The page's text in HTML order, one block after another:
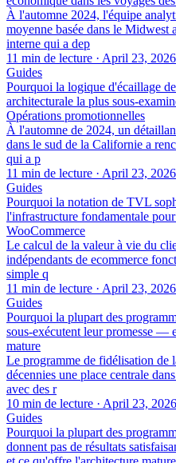
À l'automne 2024, l'équipe
moyenne basée dans le Midwest
interne qui a dep
11 min de lecture · April 23, 2026
Guides
Pourquoi la logique d'écaillage
architecturale la plus sous-
Opérations promotionnelles
À l'automne de 2024, un
dans le sud de la Californie a
qui a p
11 min de lecture · April 23, 2026
Guides
Pourquoi la notation de TVL
l'infrastructure fondamentale
WooCommerce
Le calcul de la valeur à vie du
indépendants de ecommerce
simple q
11 min de lecture · April 23, 2026
Guides
Pourquoi la plupart des
sous-exécutent leur promesse —
mature
Le programme de fidélisation de
décennies une place centrale
avec des r
10 min de lecture · April 23, 2026
Guides
Pourquoi la plupart des
donnent pas de résultats